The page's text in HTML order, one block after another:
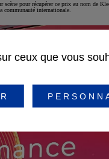
scène pour récupérer ce prix au nom de
internationale.
ceux que vous